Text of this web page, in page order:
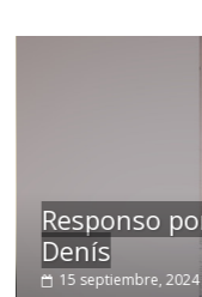
Responso
Denís
15 septiembre, 2024